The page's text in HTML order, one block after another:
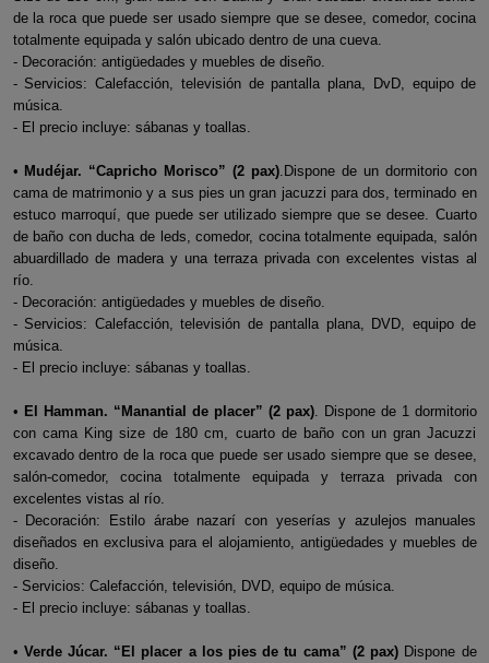
de la roca que puede ser usado siempre que se desee, comedor, cocina
totalmente equipada y salón ubicado dentro de una cueva.
- Decoración: antigüedades y muebles de diseño.
- Servicios: Calefacción, televisión de pantalla plana, DvD, equipo de
música.
- El precio incluye: sábanas y toallas.
• Mudéjar. “Capricho Morisco” (2 pax).Dispone de un dormitorio con
cama de matrimonio y a sus pies un gran jacuzzi para dos, terminado en
estuco marroquí, que puede ser utilizado siempre que se desee. Cuarto
de baño con ducha de leds, comedor, cocina totalmente equipada, salón
abuardillado de madera y una terraza privada con excelentes vistas al
río.
- Decoración: antigüedades y muebles de diseño.
- Servicios: Calefacción, televisión de pantalla plana, DVD, equipo de
música.
- El precio incluye: sábanas y toallas.
• El Hamman. “Manantial de placer” (2 pax). Dispone de 1 dormitorio
con cama King size de 180 cm, cuarto de baño con un gran Jacuzzi
excavado dentro de la roca que puede ser usado siempre que se desee,
salón-comedor, cocina totalmente equipada y terraza privada con
excelentes vistas al río.
- Decoración: Estilo árabe nazarí con yeserías y azulejos manuales
diseñados en exclusiva para el alojamiento, antigüedades y muebles de
diseño.
- Servicios: Calefacción, televisión, DVD, equipo de música.
- El precio incluye: sábanas y toallas.
• Verde Júcar. “El placer a los pies de tu cama” (2 pax) Dispone de